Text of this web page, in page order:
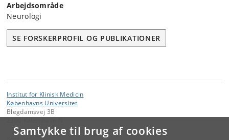
Samtykke til brug af cookies
Arbejdsområde
Neurologi
SE FORSKERPROFIL OG PUBLIKATIONER
Institut for Klinisk Medicin
Københavns Universitet
Blegdamsvej 3B